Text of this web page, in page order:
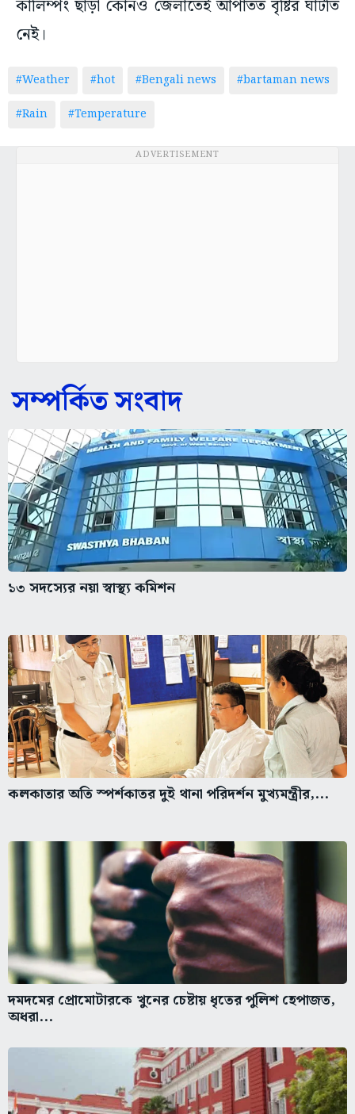
কালিম্পং ছাড়া কোনও জেলাতেই আপাতত বৃষ্টির ঘাটতি
নেই।
#Weather #hot #Bengali news
#bartaman news
#Rain
#Temperature
ADVERTISEMENT
সম্পর্কিত সংবাদ
১৩ সদস্যের নয়া স্বাস্থ্য কমিশন
কলকাতার অতি স্পর্শকাতর দুই থানা পরিদর্শন মুখ্যমন্ত্রীর,...
দমদমের প্রোমোটারকে খুনের চেষ্টায় ধৃতের পুলিশ হেপাজত,
অধরা...